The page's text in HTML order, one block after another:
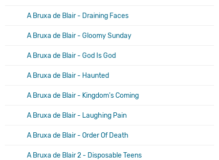
A Bruxa de Blair - Draining Faces
A Bruxa de Blair - Gloomy Sunday
A Bruxa de Blair - God Is God
A Bruxa de Blair - Haunted
A Bruxa de Blair - Kingdom's Coming
A Bruxa de Blair - Laughing Pain
A Bruxa de Blair - Order Of Death
A Bruxa de Blair 2 - Disposable Teens